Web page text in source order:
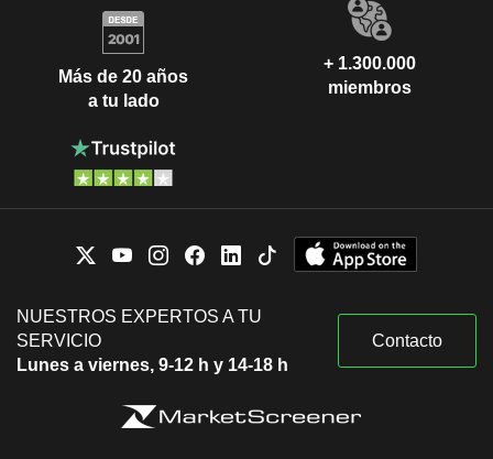
Más de 20 años
a tu lado
+ 1.300.000
miembros
NUESTROS EXPERTOS A TU
SERVICIO
Lunes a viernes, 9-12 h y 14-18 h
Contacto